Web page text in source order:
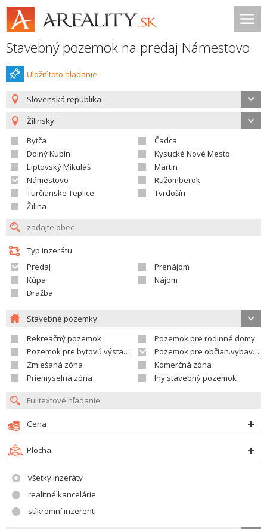
Stavebný pozemok na predaj Námestovo
Uložiť toto hladanie
Slovenská republika
Žilinský
Bytča
Čadca
Dolný Kubín
Kysucké Nové Mesto
Liptovský Mikuláš
Martin
Námestovo
Ružomberok
Turčianske Teplice
Tvrdošín
Žilina
Typ inzerátu
Predaj
Prenájom
Kúpa
Nájom
Dražba
Stavebné pozemky
Rekreačný pozemok
Pozemok pre rodinné domy
Pozemok pre bytovú výstavbu
Pozemok pre občian.vybavenosť
Zmiešaná zóna
Komerčná zóna
Priemyselná zóna
Iný stavebný pozemok
Cena
Plocha
všetky inzeráty
realitné kancelárie
súkromní inzerenti